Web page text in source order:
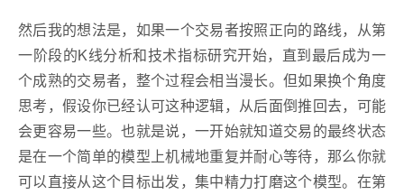
然后我的想法是，如果一个交易者按照正向的路线，从第
一阶段的K线分析和技术指标研究开始，直到最后成为一
个成熟的交易者，整个过程会相当漫长。但如果换个角度
思考，假设你已经认可这种逻辑，从后面倒推回去，可能
会更容易一些。也就是说，一开始就知道交易的最终状态
是在一个简单的模型上机械地重复并耐心等待，那么你就
可以直接从这个目标出发，集中精力打磨这个模型。在第